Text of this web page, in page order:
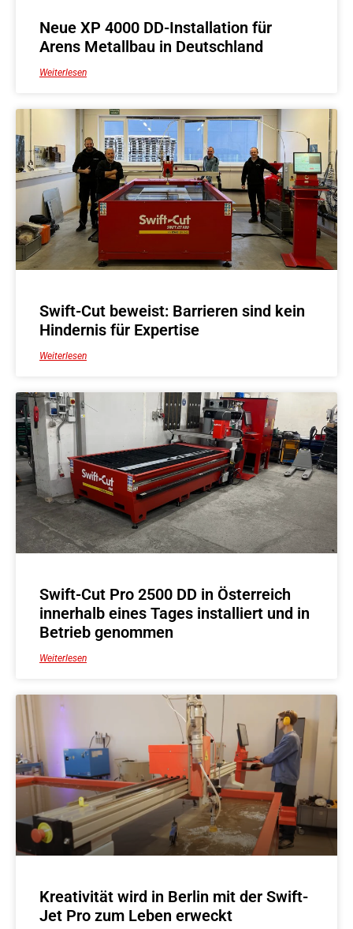
Neue XP 4000 DD-Installation für
Arens Metallbau in Deutschland
Weiterlesen
Swift-Cut beweist: Barrieren sind kein
Hindernis für Expertise
Weiterlesen
Swift-Cut Pro 2500 DD in Österreich
innerhalb eines Tages installiert und in
Betrieb genommen
Weiterlesen
Kreativität wird in Berlin mit der Swift-
Jet Pro zum Leben erweckt